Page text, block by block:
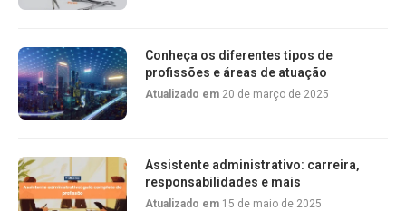
Conheça os diferentes tipos de
profissões e áreas de atuação
Atualizado em 20 de março de 2025
Assistente administrativo: carreira,
responsabilidades e mais
Atualizado em 15 de maio de 2025